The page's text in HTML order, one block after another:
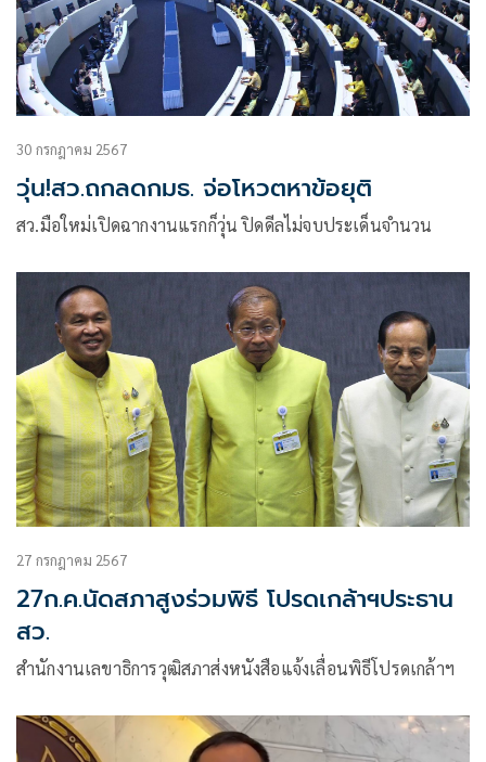
30 กรกฎาคม 2567
วุ่น!สว.ถกลดกมธ. จ่อโหวตหาข้อยุติ
สว.มือใหม่เปิดฉากงานแรกก็วุ่น ปิดดีลไม่จบประเด็นจำนวน
27 กรกฎาคม 2567
27ก.ค.นัดสภาสูงร่วมพิธี โปรดเกล้าฯประธาน
สว.
สำนักงานเลขาธิการวุฒิสภาส่งหนังสือแจ้งเลื่อนพิธีโปรดเกล้าฯ